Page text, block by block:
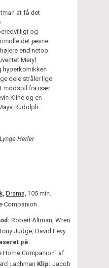
at få det
og
det jævne
end netop
Meryl
hyperkomikken
dele stråler lige
modspil fra især
Kline og en
Rudolph.
Herler
Drama, 105 min.
Companion
Robert Altman, Wren
Judge, David Levy
på:
Home Companion" af
Lachman Klip: Jacob